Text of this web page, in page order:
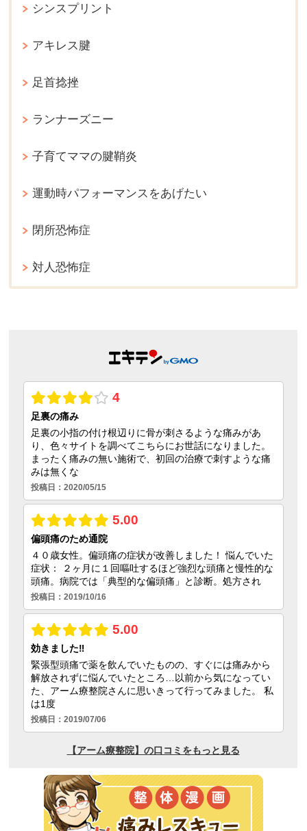
シンスプリント
アキレス腱
足首捻挫
ランナーズニー
子育てママの腱鞘炎
運動時パフォーマンスをあげたい
閉所恐怖症
対人恐怖症